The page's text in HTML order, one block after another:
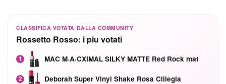
CLASSIFICA VOTATA DALLA COMMUNITY
Rossetto Rosso: i piu votati
1 MAC M·A·CXIMAL SILKY MATTE Red Rock mat
2 Deborah Super Vinyl Shake Rosa Ciliegia